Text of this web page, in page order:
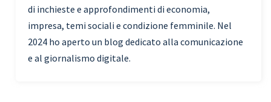
di inchieste e approfondimenti di economia,
impresa, temi sociali e condizione femminile. Nel
2024 ho aperto un blog dedicato alla comunicazione
e al giornalismo digitale.